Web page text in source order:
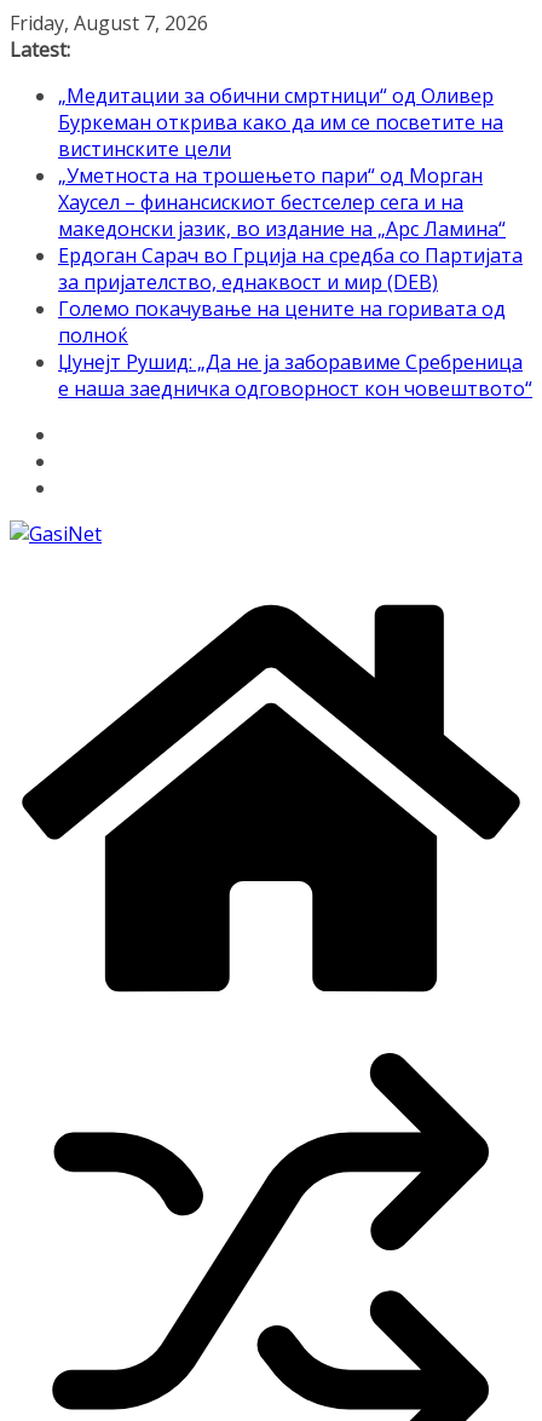
Skip
to
Friday, August 7, 2026
Latest:
„Медитации за обични смртници“ од Оливер
Буркеман открива како да им се посветите на
вистинските цели
„Уметноста на трошењето пари“ од Морган
Хаусел – финансискиот бестселер сега и на
македонски јазик, во издание на „Арс Ламина“
Ердоган Сарач во Грција на средба со Партијата
за пријателство, еднаквост и мир (DEB)
Големо покачување на цените на горивата од
полноќ
Џунејт Рушид: „Да не ја заборавиме Сребреница
е наша заедничка одговорност кон човештвото“